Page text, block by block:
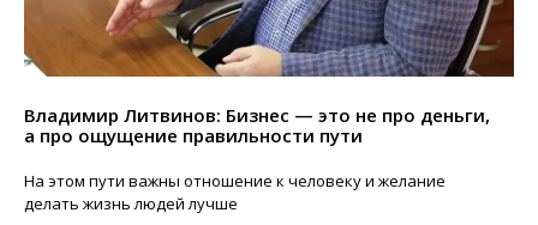
Владимир Литвинов: Бизнес — это не про деньги,
а про ощущение правильности пути
На этом пути важны отношение к человеку и желание
делать жизнь людей лучше